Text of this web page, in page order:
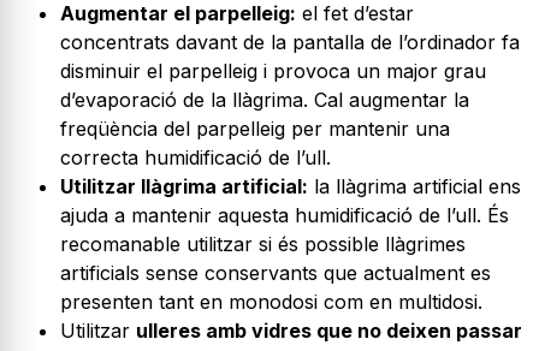
Augmentar el parpelleig: el fet d’estar
concentrats davant de la pantalla de l’ordinador fa
disminuir el parpelleig i provoca un major grau
d’evaporació de la llàgrima. Cal augmentar la
freqüència del parpelleig per mantenir una
correcta humidificació de l’ull.
Utilitzar llàgrima artificial: la llàgrima artificial ens
ajuda a mantenir aquesta humidificació de l’ull. És
recomanable utilitzar si és possible llàgrimes
artificials sense conservants que actualment es
presenten tant en monodosi com en multidosi.
Utilitzar ulleres amb vidres que no deixen passar